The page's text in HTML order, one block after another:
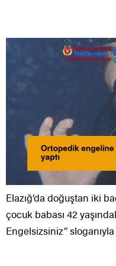
Elazığ’da doğuştan iki
çocuk babası 42
Engelsizsiniz”